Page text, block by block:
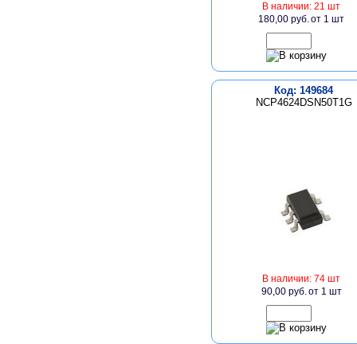
В наличии: 21 шт
180,00 руб.от 1 шт
Код: 149684
NCP4624DSN50T1G
В наличии: 74 шт
90,00 руб.от 1 шт